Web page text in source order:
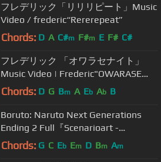
フレデリック「リリリピート」Music
Video / frederic“Rererepeat”
Chords: D A C#m F#m E F# C#
フレデリック 「オワラセナイト」
Music Video | Frederic"OWARASE
NIGHT"
Chords: D G Bm A Eb Ab B
Boruto: Naruto Next Generations
Ending 2 Full『Scenarioart -
Sayonara Moon Town』
Chords: G C Eb Em D Bm Am